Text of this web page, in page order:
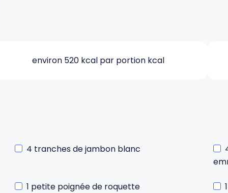
environ 520 kcal par portion kcal
4 tranches de jambon blanc
1 petite poignée de roquette